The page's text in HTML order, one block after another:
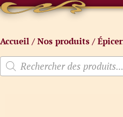
Accueil /Nos produits /